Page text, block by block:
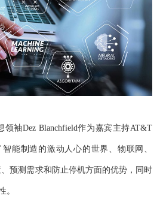
领袖Dez Blanchfield作为嘉宾主持AT&T
能制造的激动人心的世界、物联网、
预测需求和防止停机方面的优势，同时
。